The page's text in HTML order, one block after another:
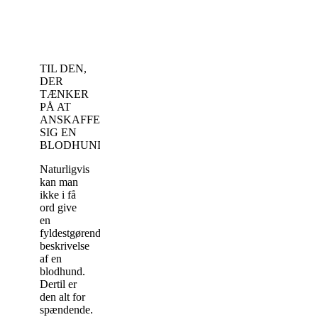
TIL DEN,
DER
TÆNKER
PÅ AT
ANSKAFFE
SIG EN
BLODHUND
Naturligvis
kan man
ikke i få
ord give
en
fyldestgørende
beskrivelse
af en
blodhund.
Dertil er
den alt for
spændende.